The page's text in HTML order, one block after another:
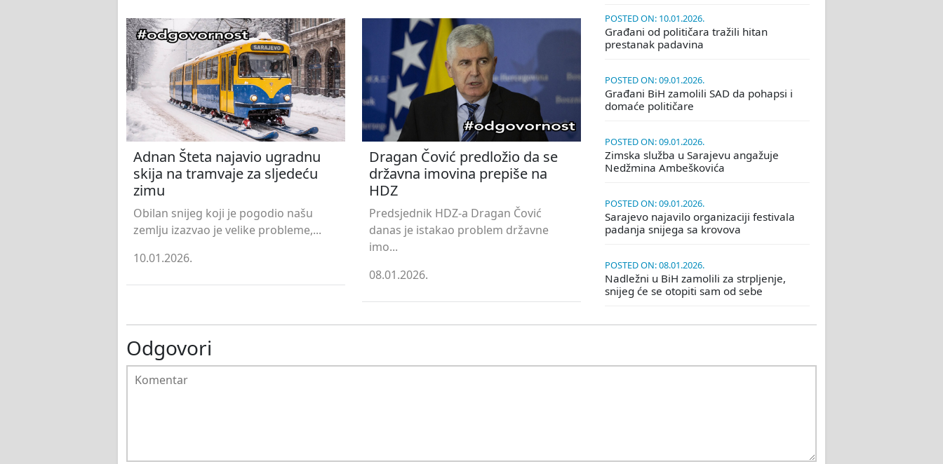
Adnan Šteta najavio ugradnu
skija na tramvaje za sljedeću
zimu
Obilan snijeg koji je pogodio našu
zemlju izazvao je velike probleme,...
10.01.2026.
Dragan Čović predložio da se
državna imovina prepiše na
HDZ
Predsjednik HDZ-a Dragan Čović
danas je istakao problem državne
imo...
08.01.2026.
POSTED ON: 10.01.2026.
Građani od političara tražili hitan
prestanak padavina
POSTED ON: 09.01.2026.
Građani BiH zamolili SAD da pohapsi i
domaće političare
POSTED ON: 09.01.2026.
Zimska služba u Sarajevu angažuje
Nedžmina Ambeškovića
POSTED ON: 09.01.2026.
Sarajevo najavilo organizaciji festivala
padanja snijega sa krovova
POSTED ON: 08.01.2026.
Nadležni u BiH zamolili za strpljenje,
snijeg će se otopiti sam od sebe
Odgovori